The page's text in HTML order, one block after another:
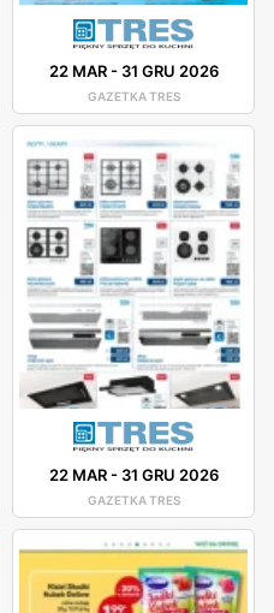
22 MAR- 31 GRU 2026
GAZETKA TRES
22 MAR- 31 GRU 2026
GAZETKA TRES